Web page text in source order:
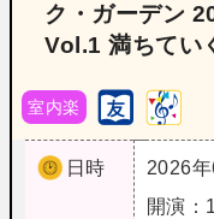
ク・ガーデン
Vol.1 満ちてい
室内楽
日時
2026年
開演：